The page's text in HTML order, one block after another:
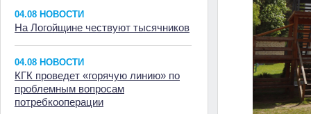
04.08 НОВОСТИ
На Логойщине чествуют тысячников
04.08 НОВОСТИ
КГК проведет «горячую линию» по
проблемным вопросам
потребкооперации